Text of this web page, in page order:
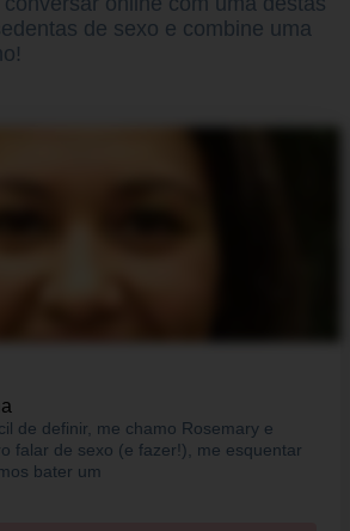
de sexo e combine uma
de definir, me chamo Rosemary e
falar de sexo (e fazer!), me esquentar
bater um